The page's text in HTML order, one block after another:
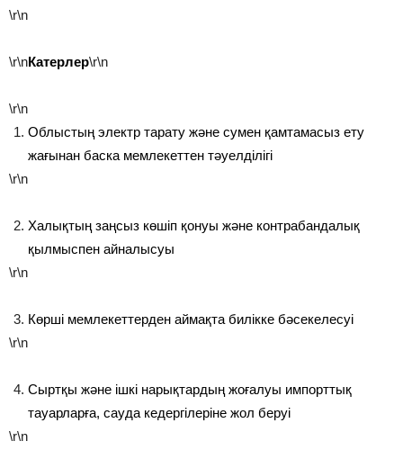
\r\n
\r\nКатерлер\r\n
\r\n
Облыстың электр тарату және сумен қамтамасыз ету
жағынан баска мемлекеттен тәуелділігі
\r\n
Халықтың заңсыз көшіп қонуы және контрабандалық
қылмыспен айналысуы
\r\n
Көрші мемлекеттерден аймақта билікке бәсекелесуі
\r\n
Сыртқы және ішкі нарықтардың жоғалуы импорттық
тауарларға, сауда кедергілеріне жол беруі
\r\n